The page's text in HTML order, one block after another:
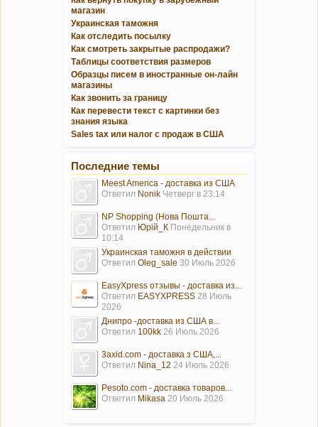
магазин
Украинская таможня
Как отследить посылку
Как смотреть закрытые распродажи?
Таблицы соответствия размеров
Образцы писем в иностранные он-лайн
магазины
Как звонить за границу
Как перевести текст с картинки без
знания языка
Sales tax или налог с продаж в США
Последние темы
Meest America - доставка из США
Ответил Nonik Четверг в 23:14
NP Shopping (Нова Пошта...
Ответил Юрій_К Понедельник в
10:14
Украинская таможня в действии
Ответил Oleg_sale 30 Июль 2026
EasyXpress отзывы - доставка из...
Ответил EASYXPRESS 28 Июль
2026
Днипро -доставка из США в...
Ответил 100kk 26 Июль 2026
3axid.com - доставка з США,...
Ответил Nina_12 24 Июль 2026
Pesoto.com - доставка товаров...
Ответил Mikasa 20 Июль 2026